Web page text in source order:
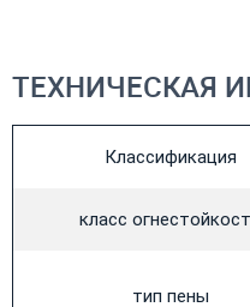
ТЕХНИЧЕСКАЯ
Классификация
класс
тип пены